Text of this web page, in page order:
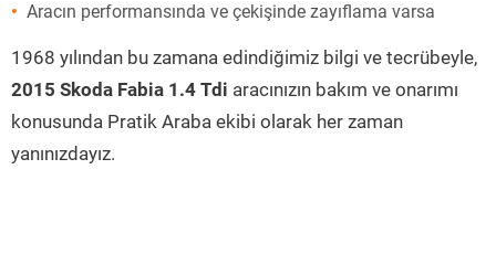
Aracın performansında ve çekişinde zayıflama varsa
1968 yılından bu zamana edindiğimiz bilgi ve tecrübeyle,
2015 Skoda Fabia 1.4 Tdi aracınızın bakım ve onarımı
konusunda Pratik Araba ekibi olarak her zaman
yanınızdayız.